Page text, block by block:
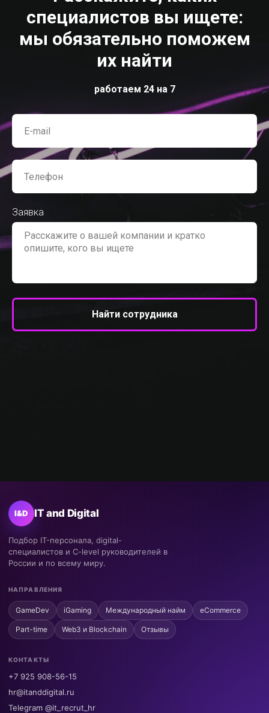
специалистов вы ищете:
мы обязательно поможем
их найти
работаем 24 на 7
Заявка
Найти сотрудника
I&D IT and Digital
Подбор IT-персонала, digital-
специалистов и C-level руководителей в
России и по всему миру.
НАПРАВЛЕНИЯ
GameDev iGaming Международный найм eCommerce
Part-time Web3 и Blockchain Отзывы
КОНТАКТЫ
+7 925 908-56-15
hr@itanddigital.ru
Telegram @it_recrut_hr